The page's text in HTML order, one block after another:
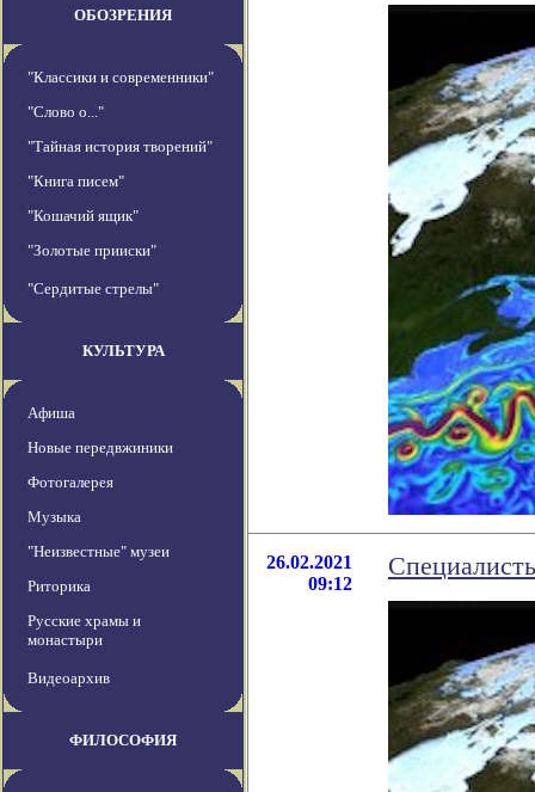
ОБОЗРЕНИЯ
"Классики и современники"
"Слово о..."
"Тайная история творений"
"Книга писем"
"Кошачий ящик"
"Золотые прииски"
"Сердитые стрелы"
КУЛЬТУРА
Афиша
Новые передвжиники
Фотогалерея
Музыка
"Неизвестные" музеи
Риторика
Русские храмы и
монастыри
Видеоархив
ФИЛОСОФИЯ
26.02.2021
09:12